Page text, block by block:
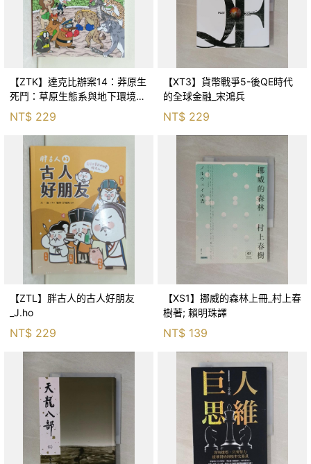
【ZTK】達克比辦案14：莽原生
死鬥：草原生態系與地下環境的
生存適應_柯智元
NT$ 229
【XT3】貨幣戰爭5-後QE時代
的全球金融_宋鴻兵
NT$ 229
【ZTL】胖古人的古人好朋友
_J.ho
NT$ 229
【XS1】挪威的森林上冊_村上春
樹著; 賴明珠譯
NT$ 139